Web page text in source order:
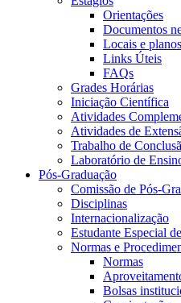
Orientações
Documentos
Locais e
Links Úteis
FAQs
Grades Horárias
Iniciação Científica
Atividades
Atividades de
Trabalho de
Laboratório de
Pós-Graduação
Comissão de Pós-
Disciplinas
Internacionalização
Estudante Especial
Normas e
Normas
Bolsas